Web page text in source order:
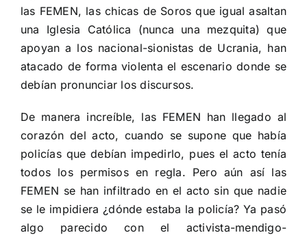
las FEMEN, las chicas de Soros que igual asaltan
una Iglesia Católica (nunca una mezquita) que
apoyan a los nacional-sionistas de Ucrania, han
atacado de forma violenta el escenario donde se
debían pronunciar los discursos.
De manera increíble, las FEMEN han llegado al
corazón del acto, cuando se supone que había
policías que debían impedirlo, pues el acto tenía
todos los permisos en regla. Pero aún así las
FEMEN se han infiltrado en el acto sin que nadie
se le impidiera ¿dónde estaba la policía? Ya pasó
algo parecido con el activista-mendigo-